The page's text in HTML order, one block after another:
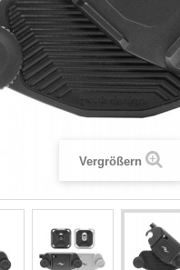
Vergrößern